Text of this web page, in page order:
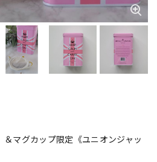
＆マグカップ限定《ユニオンジャッ